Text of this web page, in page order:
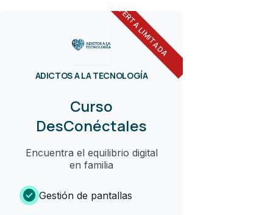
OFERTA LIMITADA
ADICTOS A LA TECNOLOGÍA
Curso
DesConéctales
Encuentra el equilibrio digital
en familia
check_circle Gestión de pantallas